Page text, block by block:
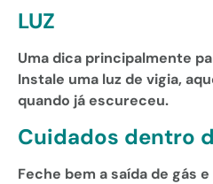
LUZ
Uma dica principalmente
Instale uma luz de vigia,
quando já escureceu.
Cuidados dentro
Feche bem a saída de gás